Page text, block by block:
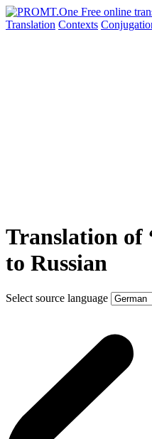
Translation Contexts
Translation of
to Russian
Select source language